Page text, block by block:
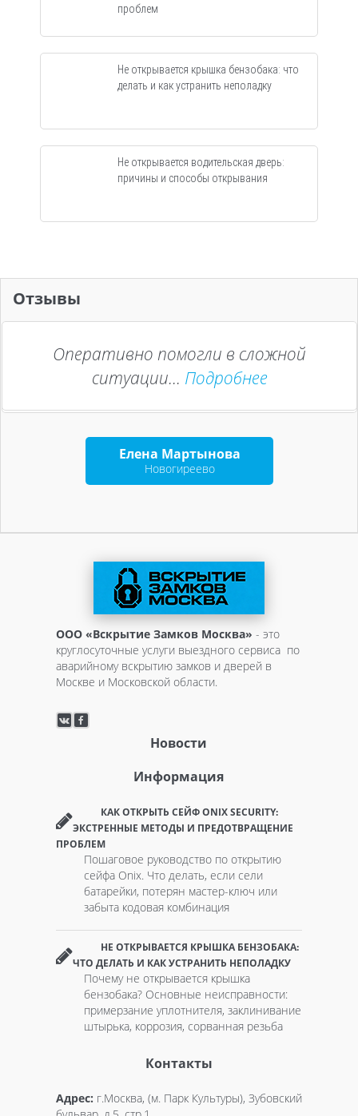
проблем
Не открывается крышка бензобака: что
делать и как устранить неполадку
Не открывается водительская дверь:
причины и способы открывания
Отзывы
Оперативно помогли в сложной
ситуации... Подробнее
Елена Мартынова
Новогиреево
ООО «Вскрытие Замков Москва» - это
круглосуточные услуги выездного сервиса по
аварийному вскрытию замков и дверей в
Москве и Московской области.
Новости
Информация
КАК ОТКРЫТЬ СЕЙФ ONIX SECURITY:
ЭКСТРЕННЫЕ МЕТОДЫ И ПРЕДОТВРАЩЕНИЕ
ПРОБЛЕМ
Пошаговое руководство по открытию
сейфа Onix. Что делать, если сели
батарейки, потерян мастер-ключ или
забыта кодовая комбинация
НЕ ОТКРЫВАЕТСЯ КРЫШКА БЕНЗОБАКА:
ЧТО ДЕЛАТЬ И КАК УСТРАНИТЬ НЕПОЛАДКУ
Почему не открывается крышка
бензобака? Основные неисправности:
примерзание уплотнителя, заклинивание
штырька, коррозия, сорванная резьба
Контакты
Адрес: г.Москва, (м. Парк Культуры), Зубовский